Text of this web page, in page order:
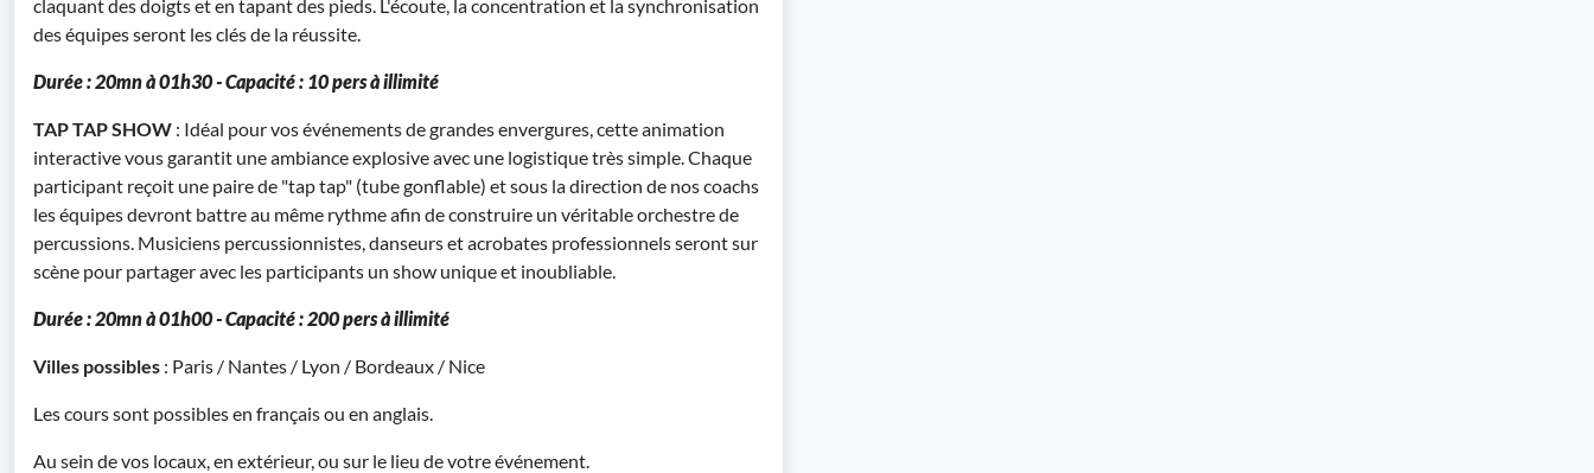
claquant des doigts et en tapant des pieds. L'écoute, la concentration et la synchronisation
des équipes seront les clés de la réussite.
Durée : 20mn à 01h30 - Capacité : 10 pers à illimité
TAP TAP SHOW : Idéal pour vos événements de grandes envergures, cette animation
interactive vous garantit une ambiance explosive avec une logistique très simple. Chaque
participant reçoit une paire de "tap tap" (tube gonflable) et sous la direction de nos coachs
les équipes devront battre au même rythme afin de construire un véritable orchestre de
percussions. Musiciens percussionnistes, danseurs et acrobates professionnels seront sur
scène pour partager avec les participants un show unique et inoubliable.
Durée : 20mn à 01h00 - Capacité : 200 pers à illimité
Villes possibles : Paris / Nantes / Lyon / Bordeaux / Nice
Les cours sont possibles en français ou en anglais.
Au sein de vos locaux, en extérieur, ou sur le lieu de votre événement.